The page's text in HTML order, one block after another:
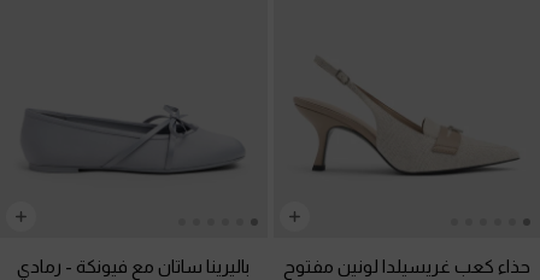
حذاء كعب غريسيلدا لونين مفتوح
باليرينا ساتان مع فيونكة - رمادي